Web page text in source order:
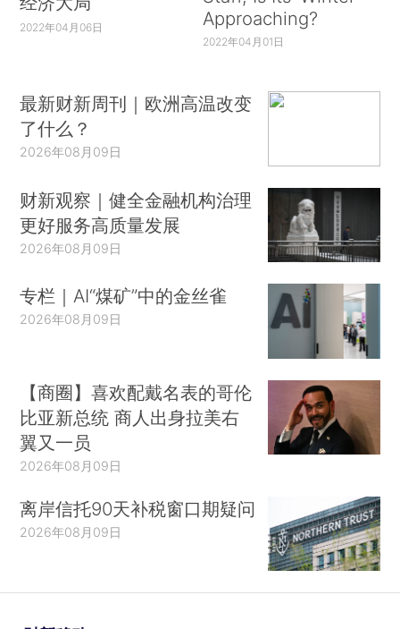
2022年04月06日
Approaching?
2022年04月01日
最新财新周刊｜欧洲高温改变
了什么？
2026年08月09日
财新观察｜健全金融机构治理
更好服务高质量发展
2026年08月09日
专栏｜AI“煤矿”中的金丝雀
2026年08月09日
【商圈】喜欢配戴名表的哥伦
比亚新总统 商人出身拉美右
翼又一员
2026年08月09日
离岸信托90天补税窗口期疑问
2026年08月09日